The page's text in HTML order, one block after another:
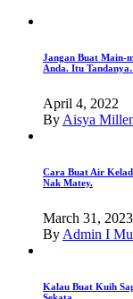
Jangan Buat Main-
Anda. Itu
April 4, 2022
By Aisya
Cara Buat Air
Nak Matey.
March 31, 2023
By Admin I
Kalau Buat Kuih
Sekata.